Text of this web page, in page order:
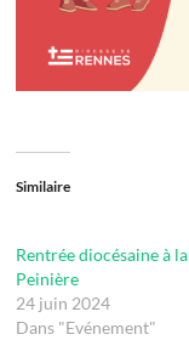
Similaire
Rentrée diocésaine à la
Peinière
24 juin 2024
Dans "Evénement"